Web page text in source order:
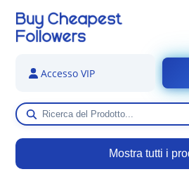
Mostra tutti i
Accesso VIP